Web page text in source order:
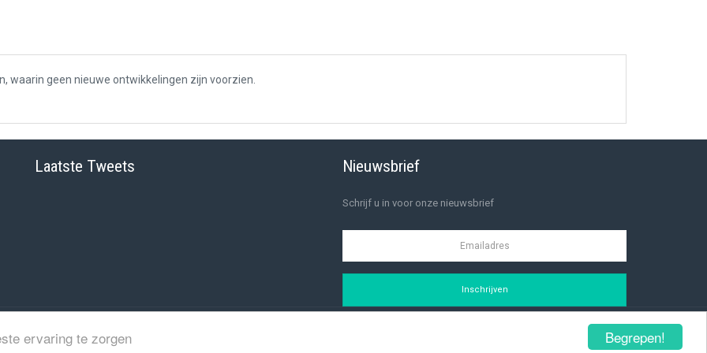
Begrepen!
ervaring te zorgen
waarin geen nieuwe ontwikkelingen zijn voorzien.
Laatste Tweets Nieuwsbrief
Schrijf u in voor onze nieuwsbrief
Inschrijven
Aanmelden